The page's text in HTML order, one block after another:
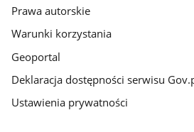
Prawa autorskie
Warunki korzystania
Geoportal
Deklaracja dostępności serwisu
Ustawienia prywatności